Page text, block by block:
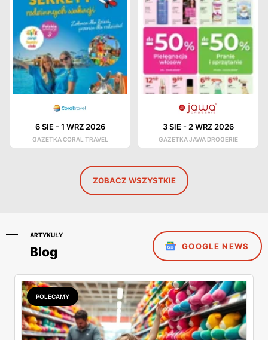
6 SIE -1 WRZ 2026
GAZETKA CORAL TRAVEL
3 SIE - 2 WRZ 2026
GAZETKA JAWA DROGERIE
ZOBACZ WSZYSTKIE
ARTYKUŁY
Blog GOOGLE NEWS
POLECAMY